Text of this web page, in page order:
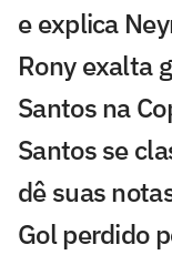
e explica
Rony exalta
Santos na
Santos se
dê suas
Gol perdido